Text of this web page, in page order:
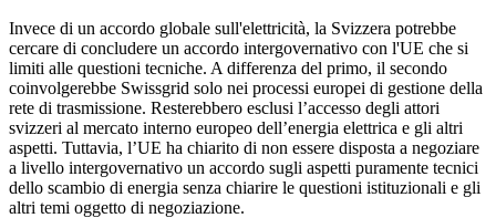
Invece di un accordo globale sull'elettricità, la Svizzera potrebbe
cercare di concludere un accordo intergovernativo con l'UE che si
limiti alle questioni tecniche. A differenza del primo, il secondo
coinvolgerebbe Swissgrid solo nei processi europei di gestione della
rete di trasmissione. Resterebbero esclusi l’accesso degli attori
svizzeri al mercato interno europeo dell’energia elettrica e gli altri
aspetti. Tuttavia, l’UE ha chiarito di non essere disposta a negoziare
a livello intergovernativo un accordo sugli aspetti puramente tecnici
dello scambio di energia senza chiarire le questioni istituzionali e gli
altri temi oggetto di negoziazione.